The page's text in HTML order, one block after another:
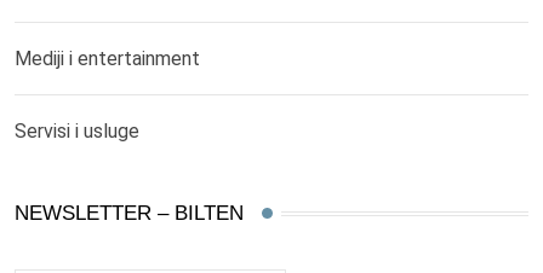
Mediji i entertainment
Servisi i usluge
NEWSLETTER – BILTEN